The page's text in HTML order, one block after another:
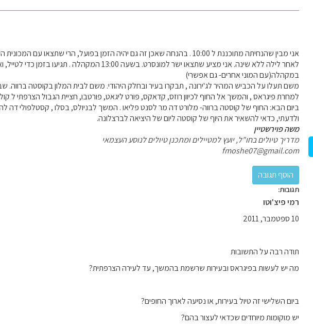
לאחר לילה ללא שינה. אני מציע שתצאו ישר למונסרט. בשעה 13:00
במקהלה(עם המוני אחרים- גם אפשרי)
משם תעלו על הכביש המהיר לג'ירונה , תבקרו בעיר ובחלק היהודי. משם לבית המלון בקוסטה ברווה.
למחרת פיגראס , והמשך אל החוף לכיוון רוזס, קדאקס, פורט ליגאט, פורטבו, חציית הגבול הצרפתי ל
ביום הבא: החוף של קוסטה ברווה- מלורט דה מר לסנט פליאו . המשך לבניולס, בסלו , קסטלפולי דה לה
ולדעתי, כדאי להשאיר את היוף של קוסטה ליום של היציאה לברצלונה.
משה פוירשטיין
מדריך טיולים בחו"ל, יועץ למטיילים ומתכנן טיולים לנוסע העצמאי
fmoshe07@gmail.com
תגובות:
רמי פיצ'וטו
10 ספטמבר, 2011
תודה רבה על התשובות
מה יש לעשות בפיגראס ובעירות שרשמת בהמשך, עד לעירה הצרפתית?
ביום השלישי זה טיול בעירות, או נסיעה לארוך החופים?
יש מוקומות מיוחדים שכדאי לעצור בהם?